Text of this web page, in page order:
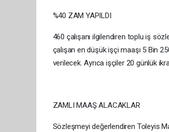
%40 ZAM YAPILDI
460 çalışanı ilgilendiren toplu iş
çalışan en düşük işçi maaşı 5 Bin
verilecek. Ayrıca işçiler 20 günlük
ZAMLI MAAŞ ALACAKLAR
Sözleşmeyi değerlendiren Toleyis